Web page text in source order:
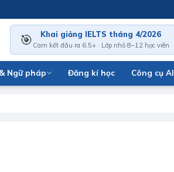
🎯 Khai giảng IELTS tháng 4/2026
Cam kết đầu ra 6.5+ · Lớp nhỏ 8–12 học viên
Ngữ pháp Đăng kí học Công cụ AI